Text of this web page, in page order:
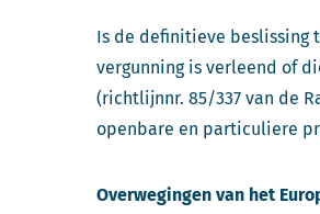
Is de definitieve beslissing
vergunning is verleend of
(richtlijnnr. 85/337 van de
openbare en particuliere
Overwegingen van het